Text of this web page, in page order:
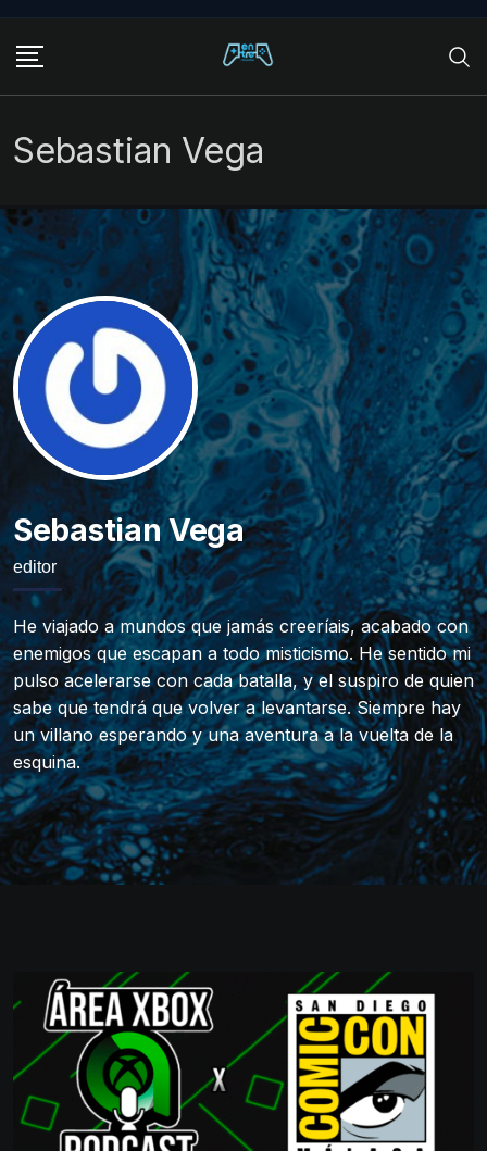
content
Sebastian Vega
Sebastian Vega
editor
He viajado a mundos que jamás creeríais, acabado con
enemigos que escapan a todo misticismo. He sentido mi
pulso acelerarse con cada batalla, y el suspiro de quien
sabe que tendrá que volver a levantarse. Siempre hay
un villano esperando y una aventura a la vuelta de la
esquina.